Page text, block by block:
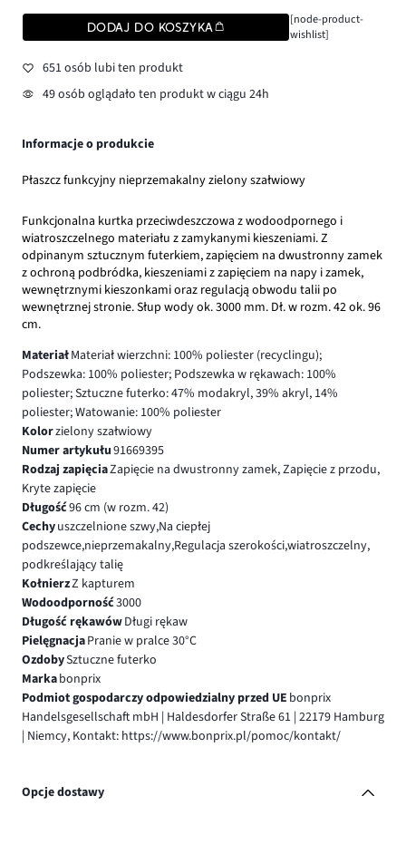
DODAJ DO KOSZYKA
[node-product-
wishlist]
651 osób lubi ten produkt
49 osób oglądało ten produkt w ciągu 24h
Informacje o produkcie
Płaszcz funkcyjny nieprzemakalny zielony szałwiowy
Funkcjonalna kurtka przeciwdeszczowa z wodoodpornego i
wiatroszczelnego materiału z zamykanymi kieszeniami. Z
odpinanym sztucznym futerkiem, zapięciem na dwustronny zamek
z ochroną podbródka, kieszeniami z zapięciem na napy i zamek,
wewnętrznymi kieszonkami oraz regulacją obwodu talii po
wewnętrznej stronie. Słup wody ok. 3000 mm. Dł. w rozm. 42 ok. 96
cm.
MateriałMateriał wierzchni: 100% poliester (recyclingu);
Podszewka: 100% poliester; Podszewka w rękawach: 100%
poliester; Sztuczne futerko: 47% modakryl, 39% akryl, 14%
poliester; Watowanie: 100% poliester
Kolorzielony szałwiowy
Numer artykułu91669395
Rodzaj zapięciaZapięcie na dwustronny zamek, Zapięcie z przodu,
Kryte zapięcie
Długość96 cm (w rozm. 42)
Cechyuszczelnione szwy,Na ciepłej
podszewce,nieprzemakalny,Regulacja szerokości,wiatroszczelny,
podkreślający talię
KołnierzZ kapturem
Wodoodporność3000
Długość rękawówDługi rękaw
PielęgnacjaPranie w pralce 30°C
OzdobySztuczne futerko
Markabonprix
Podmiot gospodarczy odpowiedzialny przed UE bonprix
Handelsgesellschaft mbH | Haldesdorfer Straße 61 | 22179 Hamburg
| Niemcy, Kontakt: https://www.bonprix.pl/pomoc/kontakt/
Opcje dostawy